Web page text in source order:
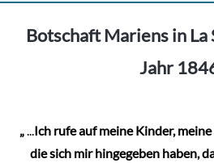
Botschaft Mariens in La
Jahr
„... Ich rufe auf meine Kinder,
die sich mir hingegeben haben,